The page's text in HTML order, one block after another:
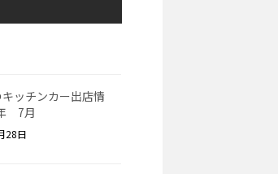
ッチンカー出店情
7月
28日